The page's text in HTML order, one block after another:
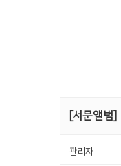
[서문앨범]
관리자